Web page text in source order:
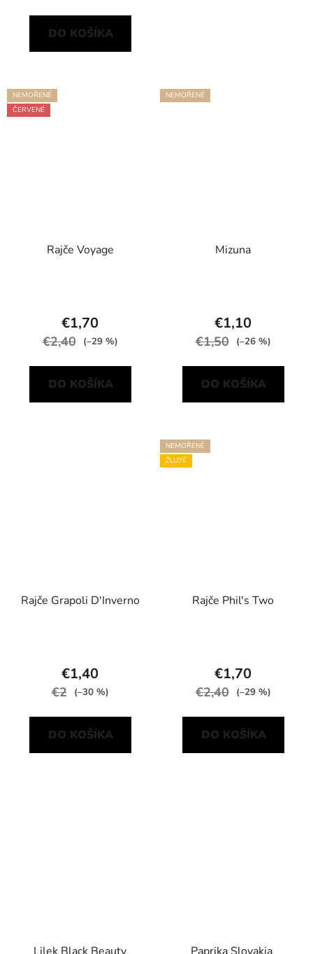
DO KOŠÍKA
NEMOŘENÉ
ČERVENÉ
Rajče Voyage
€1,70
€2,40 (–29 %)
DO KOŠÍKA
NEMOŘENÉ
Mizuna
€1,10
€1,50 (–26 %)
DO KOŠÍKA
Rajče Grapoli D'Inverno
€1,40
€2 (–30 %)
DO KOŠÍKA
NEMOŘENÉ
ŽLUTÉ
Rajče Phil's Two
€1,70
€2,40 (–29 %)
DO KOŠÍKA
Lilek Black Beauty Paprika Slovakia